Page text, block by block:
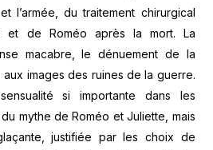
l’armée, du traitement chirurgical
et de Roméo après la mort. La
macabre, le dénuement de la
images des ruines de la guerre.
si importante dans les
mythe de Roméo et Juliette, mais
justifiée par les choix de